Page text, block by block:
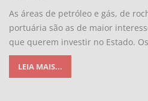
As áreas de petróleo e gás, de
portuária são as de maior
que querem investir no Estado. Os
LEIA MAIS...